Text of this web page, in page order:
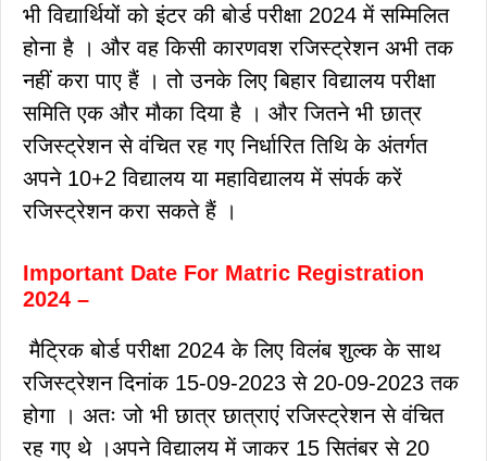
भी विद्यार्थियों को इंटर की बोर्ड परीक्षा 2024 में सम्मिलित
होना है । और वह किसी कारणवश रजिस्ट्रेशन अभी तक
नहीं करा पाए हैं । तो उनके लिए बिहार विद्यालय परीक्षा
समिति एक और मौका दिया है । और जितने भी छात्र
रजिस्ट्रेशन से वंचित रह गए निर्धारित तिथि के अंतर्गत
अपने 10+2 विद्यालय या महाविद्यालय में संपर्क करें
रजिस्ट्रेशन करा सकते हैं ।
Important Date For Matric Registration
2024 –
मैट्रिक बोर्ड परीक्षा 2024 के लिए विलंब शुल्क के साथ
रजिस्ट्रेशन दिनांक 15-09-2023 से 20-09-2023 तक
होगा । अतः जो भी छात्र छात्राएं रजिस्ट्रेशन से वंचित
रह गए थे ।अपने विद्यालय में जाकर 15 सितंबर से 20